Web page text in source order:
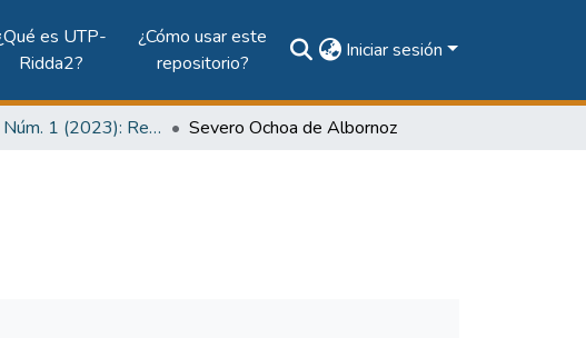
es UTP-
Ridda2?
¿Cómo usar este
repositorio?
Iniciar sesión
Vol. 14, Núm. 1 (2023): Revista Prisma Tecnológico Severo Ochoa de Albornoz